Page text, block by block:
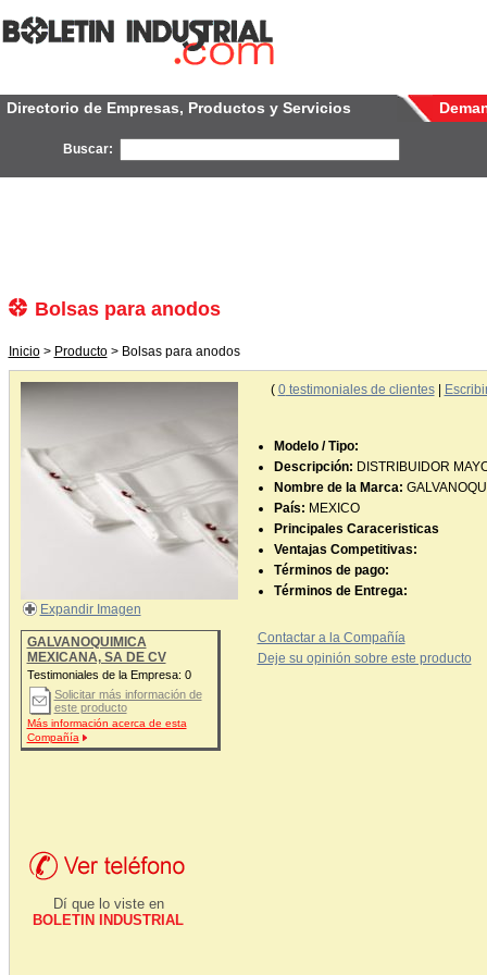
Directorio de Empresas, Productos y Servicios
Buscar:
Bolsas para anodos
Inicio> Producto> Bolsas para anodos
Expandir Imagen
GALVANOQUIMICA
MEXICANA, SA DE CV
Testimoniales de la Empresa: 0
Solicitar más información de
este producto
Más información acerca de esta
Compañía
Dí que lo viste en
BOLETIN INDUSTRIAL
( 0testimoniales de clientes|
Modelo / Tipo:
Descripción: DISTRIBUIDOR
Nombre de la Marca:
País: MEXICO
Principales Caraceristicas
Ventajas Competitivas:
Términos de pago:
Términos de Entrega:
Contactar a la Compañía
Deje su opinión sobre este producto